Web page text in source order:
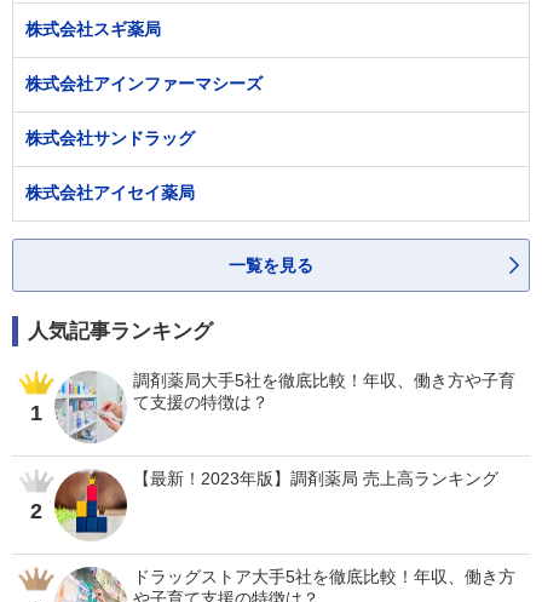
株式会社スギ薬局
株式会社アインファーマシーズ
株式会社サンドラッグ
株式会社アイセイ薬局
一覧を見る
人気記事ランキング
1
調剤薬局大手5社を徹底比較！年収、働き方や子育
て支援の特徴は？
2
【最新！2023年版】調剤薬局 売上高ランキング
ドラッグストア大手5社を徹底比較！年収、働き方